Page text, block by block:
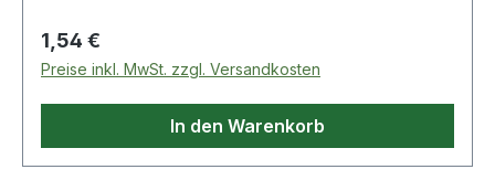
Regulärer Preis:
1,54 €
Preise inkl. MwSt. zzgl. Versandkosten
In den Warenkorb